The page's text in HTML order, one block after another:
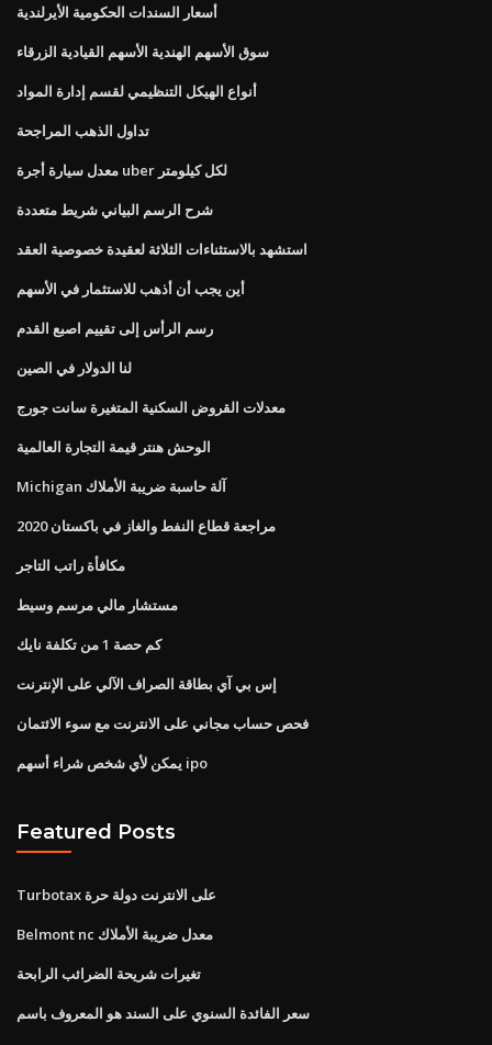
أسعار السندات الحكومية الأيرلندية
سوق الأسهم الهندية الأسهم القيادية الزرقاء
أنواع الهيكل التنظيمي لقسم إدارة المواد
تداول الذهب المراجحة
معدل سيارة أجرة uber لكل كيلومتر
شرح الرسم البياني شريط متعددة
استشهد بالاستثناءات الثلاثة لعقيدة خصوصية العقد
أين يجب أن أذهب للاستثمار في الأسهم
رسم الرأس إلى تقييم اصبع القدم
لنا الدولار في الصين
معدلات القروض السكنية المتغيرة سانت جورج
الوحش هنتر قيمة التجارة العالمية
Michigan آلة حاسبة ضريبة الأملاك
مراجعة قطاع النفط والغاز في باكستان 2020
مكافأة راتب التاجر
مستشار مالي مرسم وسيط
كم حصة 1 من تكلفة نايك
إس بي آي بطاقة الصراف الآلي على الإنترنت
فحص حساب مجاني على الانترنت مع سوء الائتمان
يمكن لأي شخص شراء أسهم ipo
Featured Posts
Turbotax على الانترنت دولة حرة
Belmont nc معدل ضريبة الأملاك
تغيرات شريحة الضرائب الرابحة
سعر الفائدة السنوي على السند هو المعروف باسم